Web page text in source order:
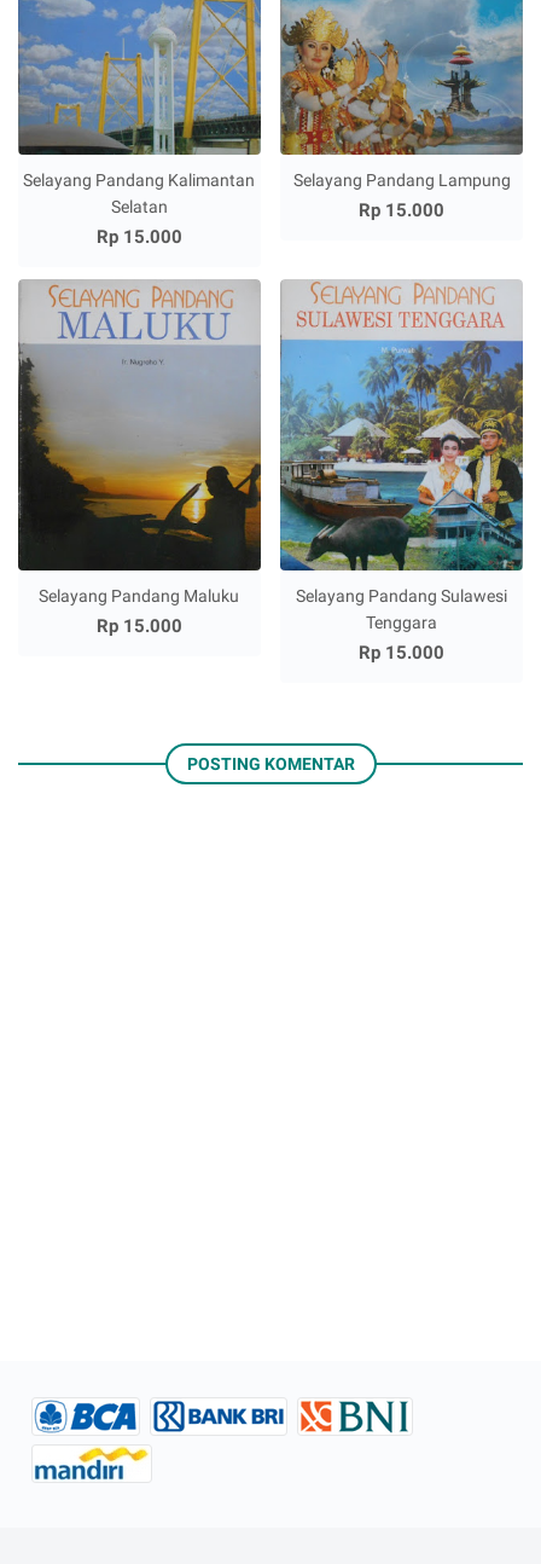
Selayang Pandang Kalimantan
Selatan
Rp 15.000
Selayang Pandang Lampung
Rp 15.000
Selayang Pandang Maluku
Rp 15.000
Selayang Pandang Sulawesi
Tenggara
Rp 15.000
POSTING KOMENTAR